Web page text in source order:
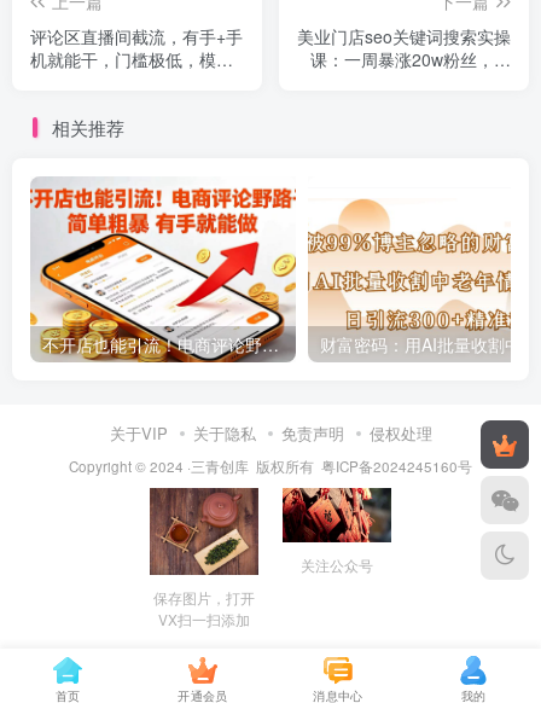
评论区直播间截流，有手+手
机就能干，门槛极低，模式
美业门店seo关键词搜索实操
课：一周暴涨20w粉丝，全
相关推荐
不开店也能引流！电商评论野路子 简单粗暴 有手就能做
关于VIP 关于隐私 免责声明 侵权处理
Copyright © 2024 ·三青创库 版权所有 粤ICP备2024245160号
保存图片，打开
VX扫一扫添加
关注公众号
首页 开通会员 消息中心 我的